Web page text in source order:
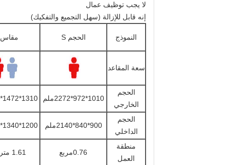
لا يجب توظيف عمال
إنه قابل للإزالة (سهل التجميع والتفكيك)
النموذج الحجم S مقاس M
سعة المقاعد
الحجم
الخارجي
1010*972*2272ملم 1310*1472*2272ملم
الحجم
الداخلي
900*840*2140ملم 1200*1340*2140ملم
منطقة
العمل
0.76مربع 1.61 متر مربع